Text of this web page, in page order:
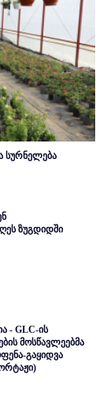
სურნელება
ზუგდიდში
- GLC-ის
მოსწავლეებმა
გაყიდვა